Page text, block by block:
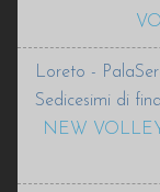
Loreto -
Sedicesimi di
NEW